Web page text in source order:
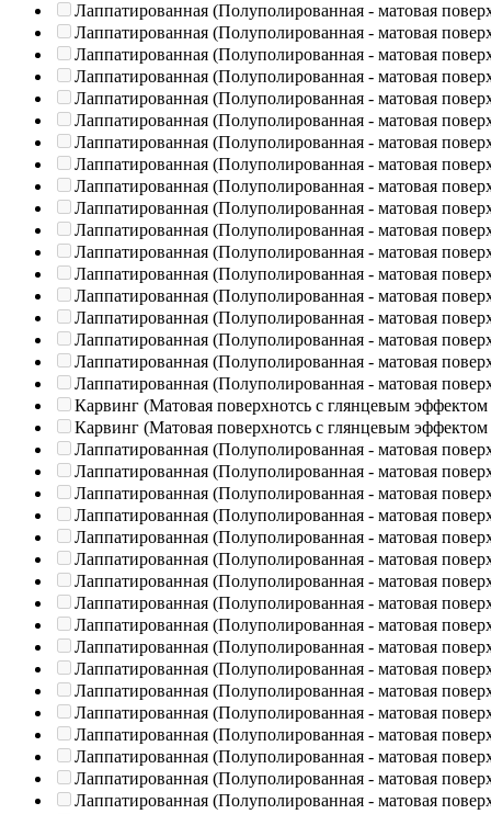
Лаппатированная (Полуполированная - матовая
Лаппатированная (Полуполированная - матовая
Лаппатированная (Полуполированная - матовая
Лаппатированная (Полуполированная - матовая
Лаппатированная (Полуполированная - матовая
Лаппатированная (Полуполированная - матовая
Лаппатированная (Полуполированная - матовая
Лаппатированная (Полуполированная - матовая
Лаппатированная (Полуполированная - матовая
Лаппатированная (Полуполированная - матовая
Лаппатированная (Полуполированная - матовая
Лаппатированная (Полуполированная - матовая
Лаппатированная (Полуполированная - матовая
Лаппатированная (Полуполированная - матовая
Лаппатированная (Полуполированная - матовая
Лаппатированная (Полуполированная - матовая
Лаппатированная (Полуполированная - матовая
Лаппатированная (Полуполированная - матовая
Карвинг (Матовая поверхнотсь с глянцевым эффектом
Карвинг (Матовая поверхнотсь с глянцевым эффектом
Лаппатированная (Полуполированная - матовая
Лаппатированная (Полуполированная - матовая
Лаппатированная (Полуполированная - матовая
Лаппатированная (Полуполированная - матовая
Лаппатированная (Полуполированная - матовая
Лаппатированная (Полуполированная - матовая
Лаппатированная (Полуполированная - матовая
Лаппатированная (Полуполированная - матовая
Лаппатированная (Полуполированная - матовая
Лаппатированная (Полуполированная - матовая
Лаппатированная (Полуполированная - матовая
Лаппатированная (Полуполированная - матовая
Лаппатированная (Полуполированная - матовая
Лаппатированная (Полуполированная - матовая
Лаппатированная (Полуполированная - матовая
Лаппатированная (Полуполированная - матовая
Лаппатированная (Полуполированная - матовая